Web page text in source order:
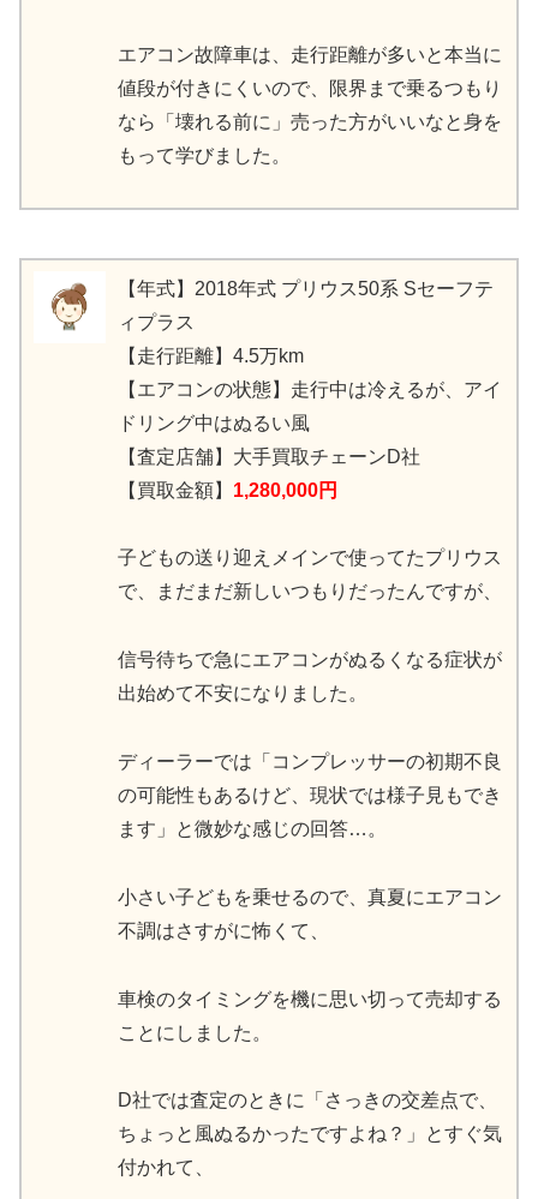
エアコン故障車は、走行距離が多いと本当に
値段が付きにくいので、限界まで乗るつもり
なら「壊れる前に」売った方がいいなと身を
もって学びました。
【年式】2018年式 プリウス50系 Sセーフテ
ィプラス
【走行距離】4.5万km
【エアコンの状態】走行中は冷えるが、アイ
ドリング中はぬるい風
【査定店舗】大手買取チェーンD社
【買取金額】 1,280,000円
子どもの送り迎えメインで使ってたプリウス
で、まだまだ新しいつもりだったんですが、
信号待ちで急にエアコンがぬるくなる症状が
出始めて不安になりました。
ディーラーでは「コンプレッサーの初期不良
の可能性もあるけど、現状では様子見もでき
ます」と微妙な感じの回答…。
小さい子どもを乗せるので、真夏にエアコン
不調はさすがに怖くて、
車検のタイミングを機に思い切って売却する
ことにしました。
D社では査定のときに「さっきの交差点で、
ちょっと風ぬるかったですよね？」とすぐ気
付かれて、